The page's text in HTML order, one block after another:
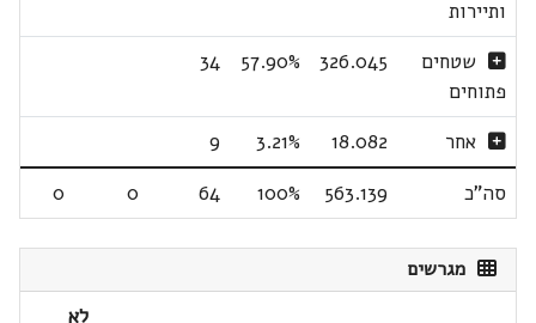
ותיירות
שטחים
פתוחים
326.045
57.90%
34
אחר 18.082
3.21%
9
סה"כ
563.139
100%
64
0
0
מגרשים
לא